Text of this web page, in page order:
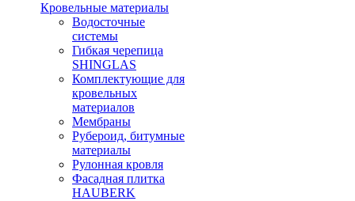
Кровельные материалы
Водосточные
системы
Гибкая черепица
SHINGLAS
Комплектующие для
кровельных
материалов
Мембраны
Рубероид, битумные
материалы
Рулонная кровля
Фасадная плитка
HAUBERK